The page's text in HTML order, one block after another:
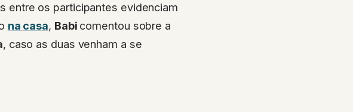
entre os participantes evidenciam
na casa, Babi comentou sobre a
, caso as duas venham a se